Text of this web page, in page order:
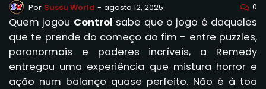
Por Sussu World - agosto 12, 2025 0
Quem jogou Control sabe que o jogo é daqueles
que te prende do começo ao fim - entre puzzles,
paranormais e poderes incríveis, a Remedy
entregou uma experiência que mistura horror e
ação num balanço quase perfeito. Não é à toa